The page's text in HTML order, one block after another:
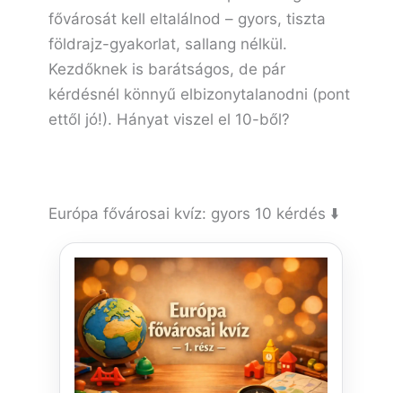
fővárosát kell eltalálnod – gyors, tiszta
földrajz-gyakorlat, sallang nélkül.
Kezdőknek is barátságos, de pár
kérdésnél könnyű elbizonytalanodni (pont
ettől jó!). Hányat viszel el 10-ből?
Európa fővárosai kvíz: gyors 10 kérdés ⬇️